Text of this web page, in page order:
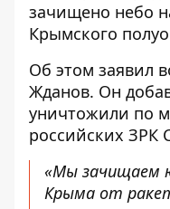
зачищено небо
Крымского
Об этом заявил
Жданов. Он
уничтожили по
российских ЗРК
«Мы зачищаем
Крыма от